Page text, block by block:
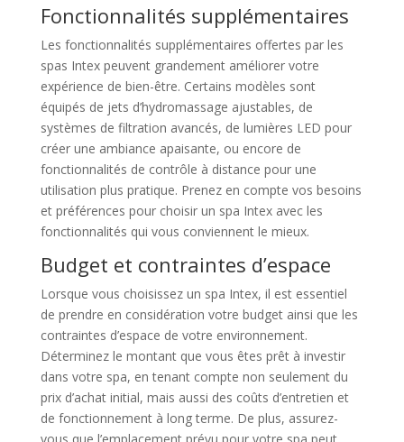
Fonctionnalités supplémentaires
Les fonctionnalités supplémentaires offertes par les
spas Intex peuvent grandement améliorer votre
expérience de bien-être. Certains modèles sont
équipés de jets d’hydromassage ajustables, de
systèmes de filtration avancés, de lumières LED pour
créer une ambiance apaisante, ou encore de
fonctionnalités de contrôle à distance pour une
utilisation plus pratique. Prenez en compte vos besoins
et préférences pour choisir un spa Intex avec les
fonctionnalités qui vous conviennent le mieux.
Budget et contraintes d’espace
Lorsque vous choisissez un spa Intex, il est essentiel
de prendre en considération votre budget ainsi que les
contraintes d’espace de votre environnement.
Déterminez le montant que vous êtes prêt à investir
dans votre spa, en tenant compte non seulement du
prix d’achat initial, mais aussi des coûts d’entretien et
de fonctionnement à long terme. De plus, assurez-